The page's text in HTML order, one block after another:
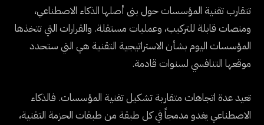
تتقارب تقنية المؤسسات حول بنى أصلها الذكاء الاصطناعي،
ومنصات قابلة للتركيب، وعمليات مستقلة. والقرارات التي تتخذها
المؤسسات اليوم بشأن الاستراتيجية التقنية هي التي ستحدد
موقعها التنافسي لسنوات قادمة.
تعيد عدة اتجاهات متقاربة تشكيل تقنية المؤسسات. فالذكاء
الاصطناعي يغدو مدمجاً في كل طبقة من طبقات الحزمة التقنية،